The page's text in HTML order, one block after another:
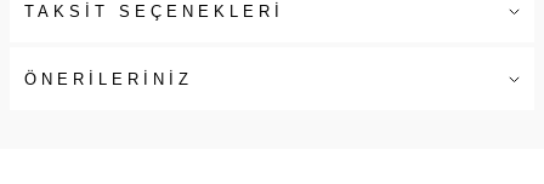
TAKSİT SEÇENEKLERİ
ÖNERİLERİNİZ